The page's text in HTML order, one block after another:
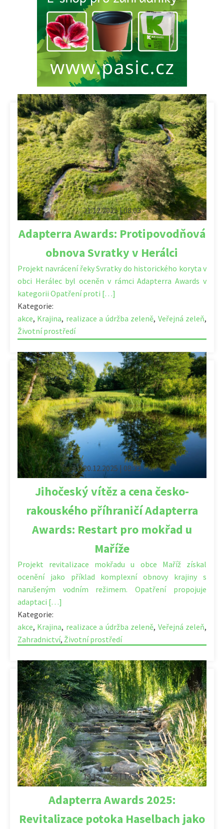
21.12.2025 | 08:03
Adapterra Awards: Protipovodňová
obnova Svratky v Herálci
Projekt navrácení řeky Svratky do historického koryta v
obci Herálec byl oceněn v rámci Adapterra Awards v
kategorii Opatření proti […]
Kategorie:
akce, Krajina, realizace a údržba zeleně, Veřejná zeleň,
Životní prostředí
20.12.2025 | 08:33
Jihočeský vítěz a cena česko-
rakouského příhraničí Adapterra
Awards: Restart pro mokřad u
Maříže
Projekt revitalizace mokřadu u obce Maříž získal
ocenění jako příklad komplexní obnovy krajiny s
narušeným vodním režimem. Opatření propojuje
adaptaci […]
Kategorie:
akce, Krajina, realizace a údržba zeleně, Veřejná zeleň,
Zahradnictví, Životní prostředí
19.12.2025 | 12:30
Adapterra Awards 2025:
Revitalizace potoka Haselbach jako